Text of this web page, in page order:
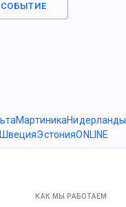
МартиникаНидерланды
ШвецияЭстонияONLINE
КАК МЫ РАБОТАЕМ